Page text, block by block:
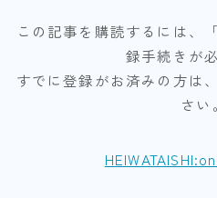
この記事を購読するには、
録手続きが
すでに登録がお済みの方は
さい。